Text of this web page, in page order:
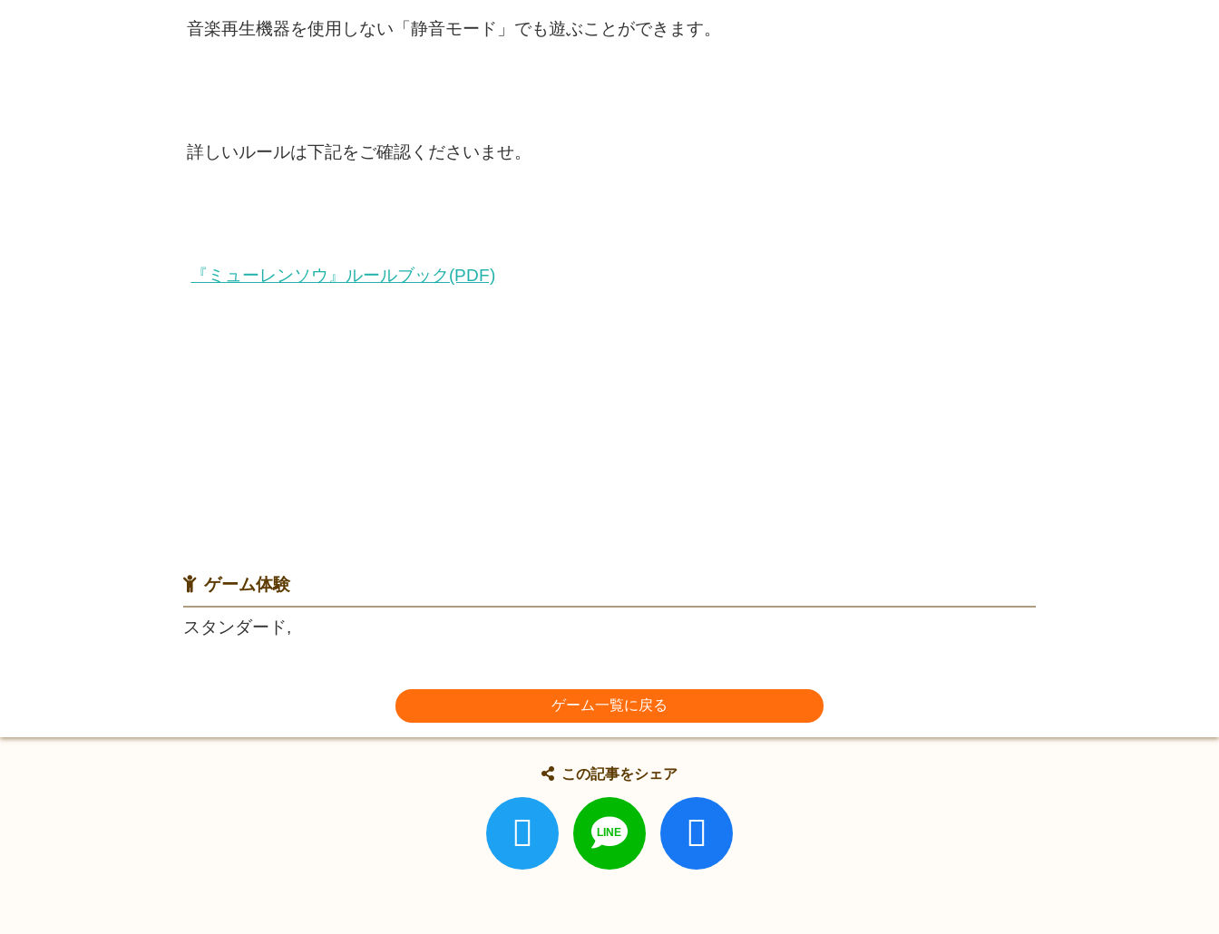
音楽再生機器を使用しない「静音モード」でも遊ぶことができます。
詳しいルールは下記をご確認くださいませ。
『ミューレンソウ』ルールブック(PDF)
ゲーム体験
スタンダード,
ゲーム一覧に戻る
この記事をシェア